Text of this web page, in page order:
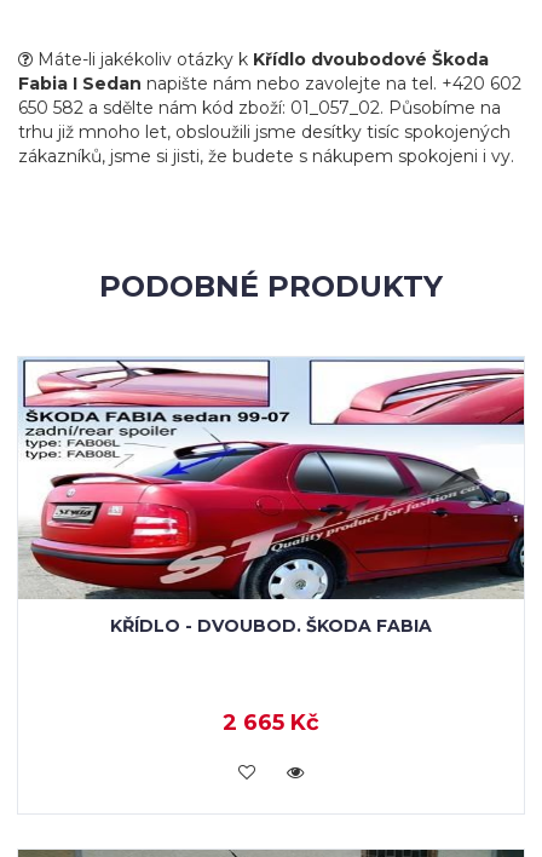
Máte-li jakékoliv otázky k Křídlo dvoubodové Škoda
Fabia I Sedan napište nám nebo zavolejte na tel. +420 602
650 582 a sdělte nám kód zboží: 01_057_02. Působíme na
trhu již mnoho let, obsloužili jsme desítky tisíc spokojených
zákazníků, jsme si jisti, že budete s nákupem spokojeni i vy.
PODOBNÉ PRODUKTY
KŘÍDLO - DVOUBOD. ŠKODA FABIA
2 665 Kč
KOUPIT